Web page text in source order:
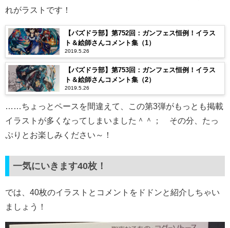
れがラストです！
【パズドラ部】第752回：ガンフェス恒例！イラス
ト＆絵師さんコメント集（1）
2019.5.26
【パズドラ部】第753回：ガンフェス恒例！イラス
ト＆絵師さんコメント集（2）
2019.5.26
……ちょっとペースを間違えて、この第3弾がもっとも掲載
イラストが多くなってしまいました＾＾； その分、たっ
ぷりとお楽しみください～！
一気にいきます40枚！
では、40枚のイラストとコメントをドドンと紹介しちゃい
ましょう！